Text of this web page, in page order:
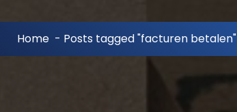
Home - Posts tagged "facturen betalen"